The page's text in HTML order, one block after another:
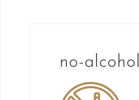
no-alcohol